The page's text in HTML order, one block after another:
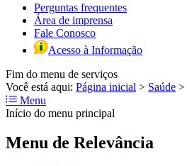
Perguntas frequentes
Área de imprensa
Fale Conosco
Acesso à Informação
Fim do menu de serviços
Você está aqui: Página inicial > Saúde >
Menu
Início do menu principal
Menu de Relevância